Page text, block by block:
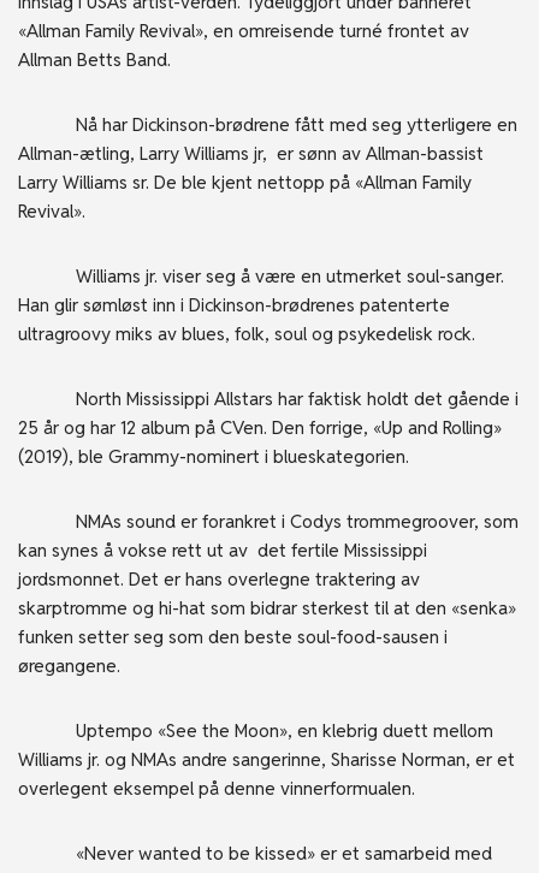
«Allman Family Revival», en omreisende turné frontet av
Allman Betts Band.
Nå har Dickinson-brødrene fått med seg ytterligere en
Allman-ætling, Larry Williams jr, er sønn av Allman-bassist
Larry Williams sr. De ble kjent nettopp på «Allman Family
Revival».
Williams jr. viser seg å være en utmerket soul-sanger.
Han glir sømløst inn i Dickinson-brødrenes patenterte
ultragroovy miks av blues, folk, soul og psykedelisk rock.
North Mississippi Allstars har faktisk holdt det gående i
25 år og har 12 album på CVen. Den forrige, «Up and Rolling»
(2019), ble Grammy-nominert i blueskategorien.
NMAs sound er forankret i Codys trommegroover, som
kan synes å vokse rett ut av det fertile Mississippi
jordsmonnet. Det er hans overlegne traktering av
skarptromme og hi-hat som bidrar sterkest til at den «senka»
funken setter seg som den beste soul-food-sausen i
øregangene.
Uptempo «See the Moon», en klebrig duett mellom
Williams jr. og NMAs andre sangerinne, Sharisse Norman, er et
overlegent eksempel på denne vinnerformualen.
«Never wanted to be kissed» er et samarbeid med